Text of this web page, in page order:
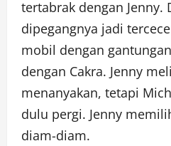
tertabrak dengan Jenny.
dipegangnya jadi
mobil dengan
dengan Cakra. Jenny
menanyakan, tetapi
dulu pergi. Jenny
diam-diam.